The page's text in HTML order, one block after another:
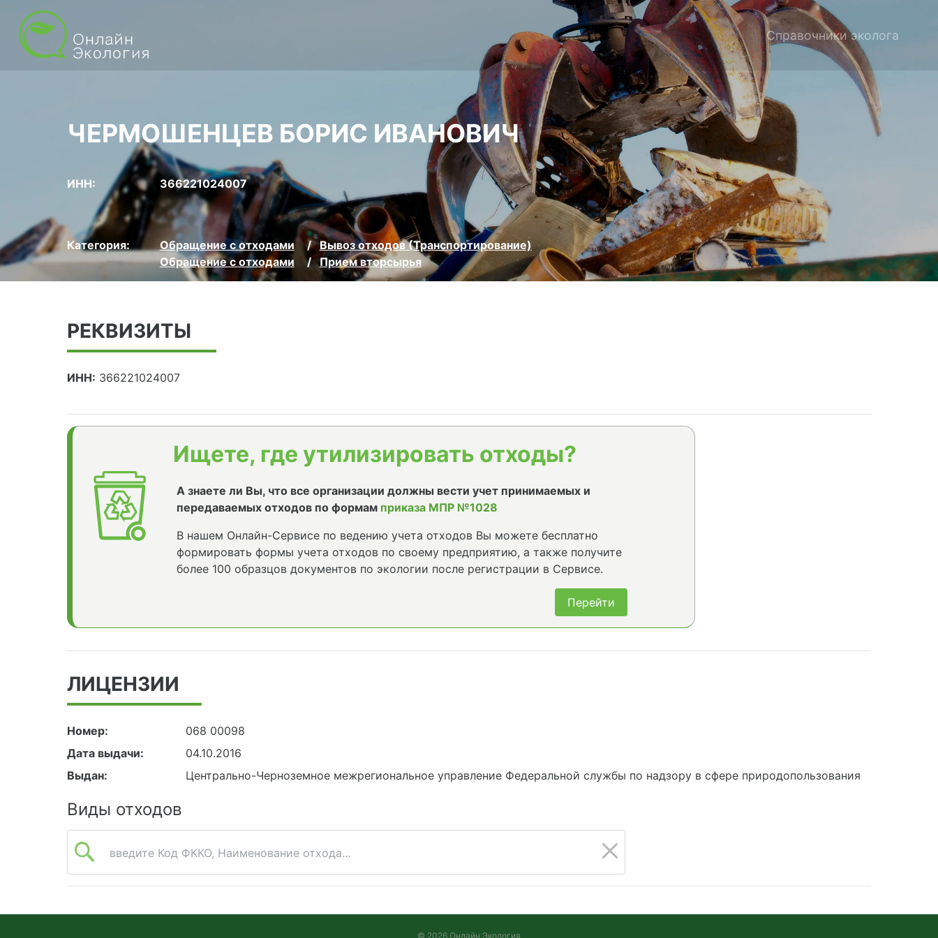
Справочники эколога
ЧЕРМОШЕНЦЕВ БОРИС ИВАНОВИЧ
ИНН: 366221024007
Категория: Обращение с отходами
Вывоз отходов (Транспортирование)
Обращение с отходами
Прием вторсырья
РЕКВИЗИТЫ
ИНН: 366221024007
Ищете, где утилизировать отходы?
А знаете ли Вы, что все организации должны вести учет принимаемых и
передаваемых отходов по формам приказа МПР №1028
В нашем Онлайн-Сервисе по ведению учета отходов Вы можете бесплатно
формировать формы учета отходов по своему предприятию, а также получите
более 100 образцов документов по экологии после регистрации в Сервисе.
Перейти
ЛИЦЕНЗИИ
Номер:
068 00098
Дата выдачи:
04.10.2016
Выдан:
Центрально-Черноземное межрегиональное управление Федеральной службы по надзору в сфере природопользования
Виды отходов
введите Код ФККО, Наименование отхода...
© 2026 Онлайн Экология